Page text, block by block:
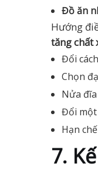
Đồ ăn
Hướng
tăng chất
Đổi
Chọn
Nửa
Đổi một
Hạn
7.